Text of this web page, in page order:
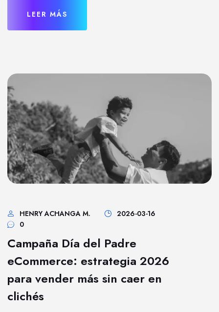
LEER MÁS
HENRY ACHANGA M.
2026-03-16
0
Campaña Día del Padre
eCommerce: estrategia 2026
para vender más sin caer en
clichés